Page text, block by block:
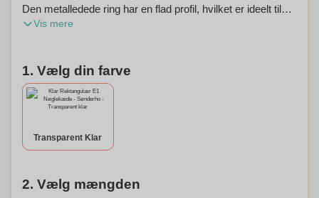
Den metalledede ring har en flad profil, hvilket er ideelt til
mailinger. Print indsæt dimensioner: 4,5 cm x 3,5 cm.
Vis mere
1. Vælg din farve
Transparent Klar
2. Vælg mængden